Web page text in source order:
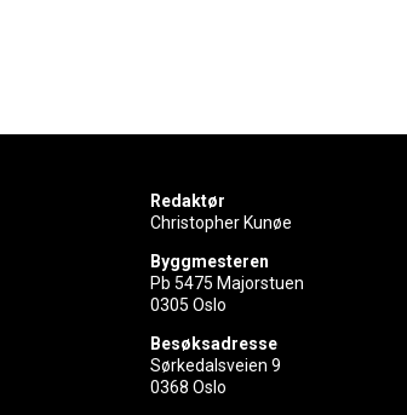
Redaktør
Christopher Kunøe
Byggmesteren
Pb 5475 Majorstuen
0305 Oslo
Besøksadresse
Sørkedalsveien 9
0368 Oslo